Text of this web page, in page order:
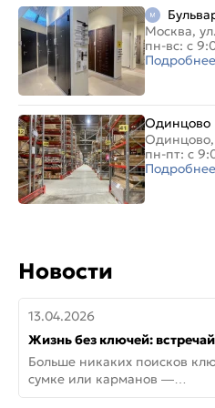
Москва,
пн-вс: с
Подробнее
Одинцово
Одинцово,
пн-пт: с
Подробнее
Новости
13.04.2026
Жизнь без ключей:
новую дверь СИТИ ИНТЕГРА
АйКью!
Больше никаких поисков
сумке или карманов —
представляем СИТИ